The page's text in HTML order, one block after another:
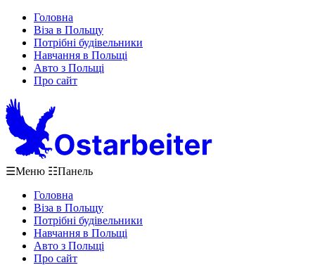
Головна
Віза в Польщу
Потрібні будівельники
Навчання в Польщі
Авто з Польщі
Про сайт
☰Меню ☷Панель
Головна
Віза в Польщу
Потрібні будівельники
Навчання в Польщі
Авто з Польщі
Про сайт